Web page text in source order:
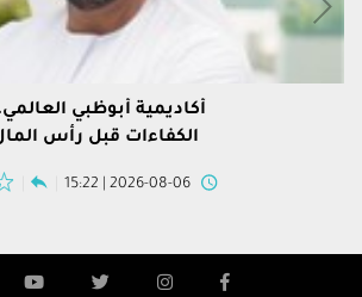
أكاديمية أبوظبي
الكفاءات قبل رأس
2026-08-06 | 15:22